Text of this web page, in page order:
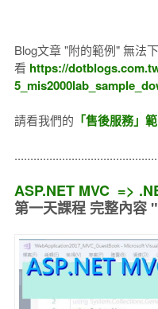
Blog文章 "附的範例" 無法
看 https://
請看我們的 「售後服務」
ASP.NET MVC =>
第一天課程 完整內容